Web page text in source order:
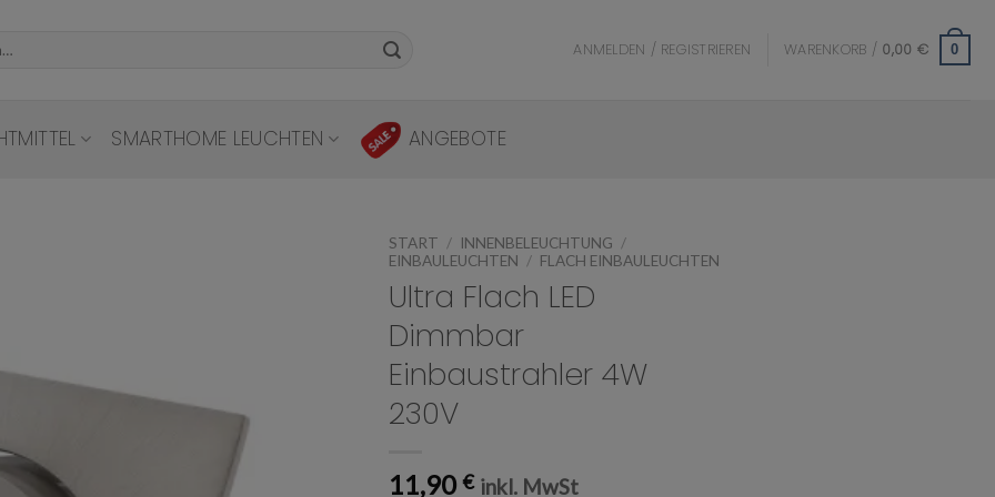
ANMELDEN / REGISTRIEREN WARENKORB / 0,00 € 0
SMARTHOME LEUCHTEN ANGEBOTE
START / INNENBELEUCHTUNG /
EINBAULEUCHTEN / FLACH EINBAULEUCHTEN
Ultra Flach LED
Dimmbar
Einbaustrahler 4W
230V
11,90 € inkl. MwSt